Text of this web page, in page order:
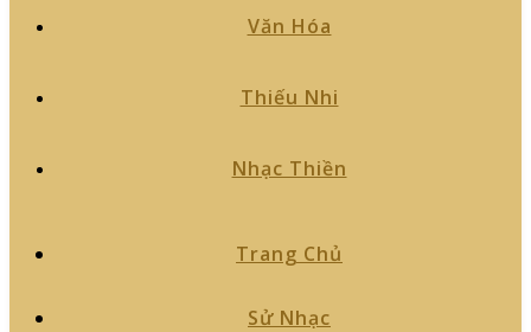
Văn Hóa
Thiếu Nhi
Nhạc Thiền
Trang Chủ
Sử Nhạc